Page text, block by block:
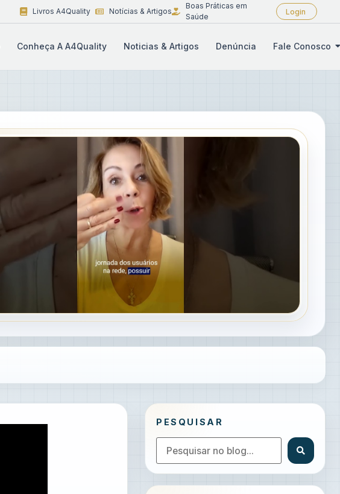
Livros A4Quality Notícias & Artigos
Boas Práticas em
Saúde
Login
Conheça A A4Quality Noticias & Artigos Denúncia Fale Conosco
PESQUISAR